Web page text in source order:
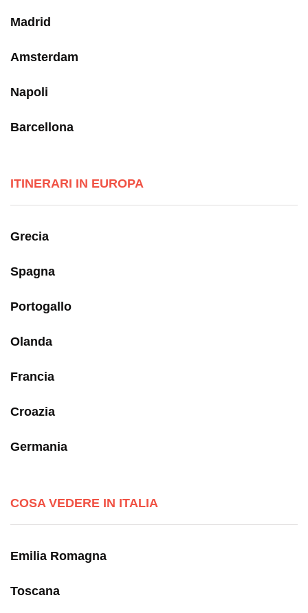
Madrid
Amsterdam
Napoli
Barcellona
ITINERARI IN EUROPA
Grecia
Spagna
Portogallo
Olanda
Francia
Croazia
Germania
COSA VEDERE IN ITALIA
Emilia Romagna
Toscana